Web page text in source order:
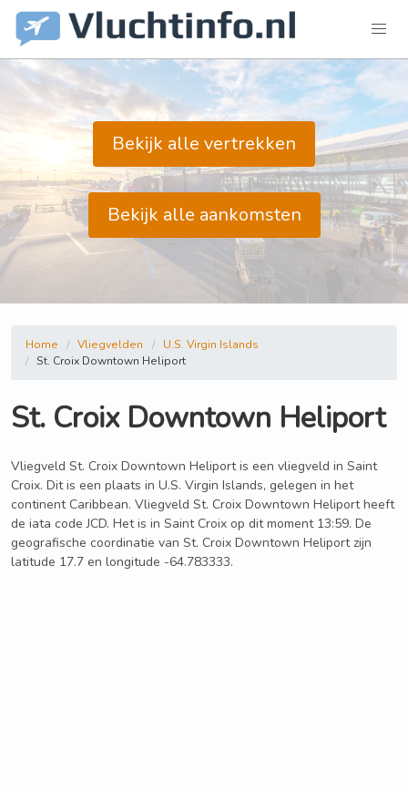
Bekijk alle vertrekken
Bekijk alle aankomsten
Home Vliegvelden
U.S. Virgin Islands
St. Croix Downtown Heliport
St. Croix Downtown Heliport
Vliegveld St. Croix Downtown Heliport is een vliegveld in Saint
Croix. Dit is een plaats in U.S. Virgin Islands, gelegen in het
continent Caribbean. Vliegveld St. Croix Downtown Heliport heeft
de iata code JCD. Het is in Saint Croix op dit moment 13:59. De
geografische coordinatie van St. Croix Downtown Heliport zijn
latitude 17.7 en longitude -64.783333.